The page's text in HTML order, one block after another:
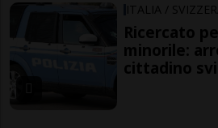
ITALIA /
Ricercato
minorile:
cittadino